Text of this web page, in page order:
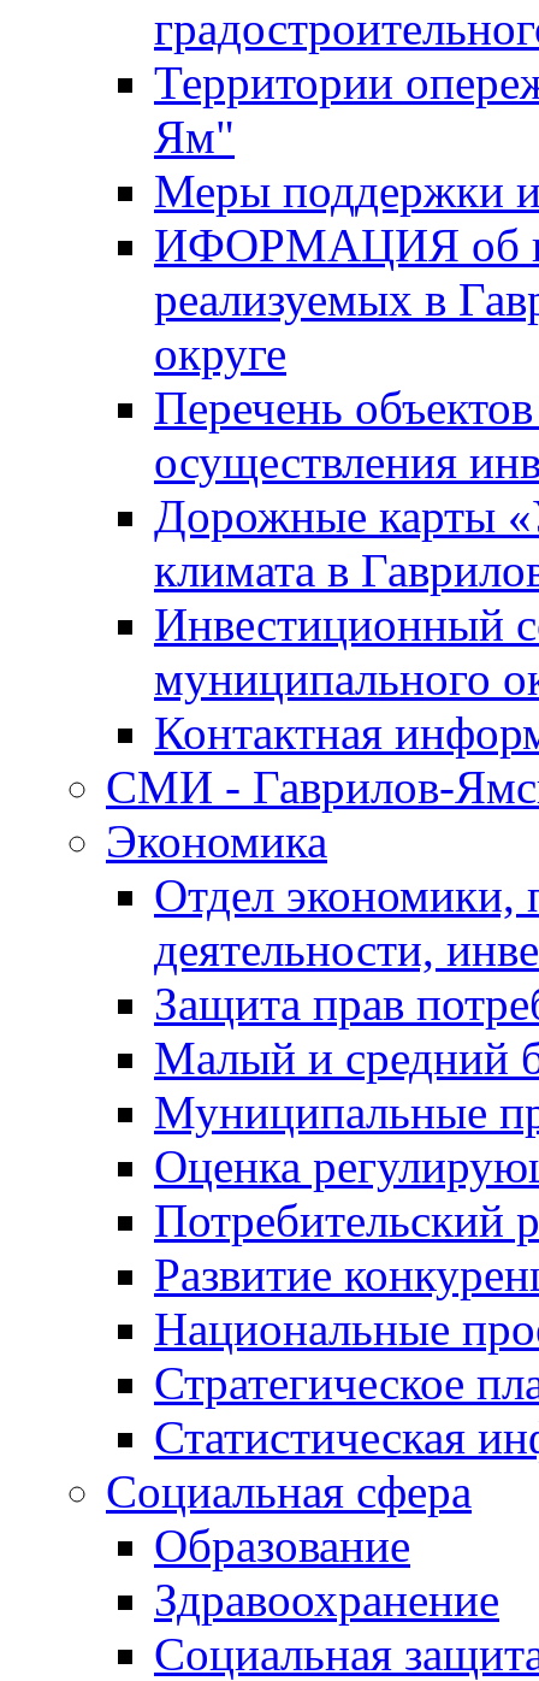
Территории
Ям"
Меры поддержки
ИФОРМАЦИЯ об
реализуемых в
округе
Перечень
осуществления
Дорожные карты
климата в
Инвестиционный
муниципального
Контактная
СМИ - Гаврилов-
Экономика
Отдел экономики,
деятельности,
Защита прав
Малый и средний
Муниципальные
Оценка
Потребительский
Развитие
Национальные
Стратегическое
Статистическая
Социальная сфера
Образование
Здравоохранение
Социальная